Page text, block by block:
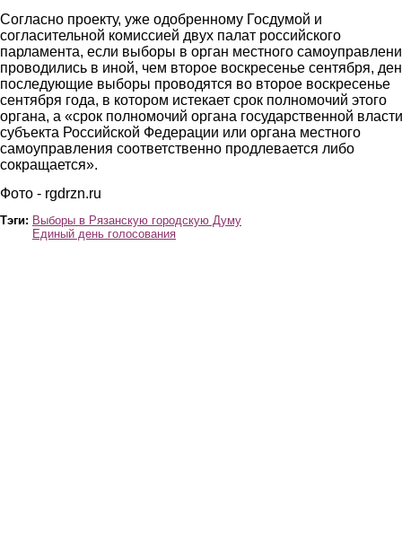
Согласно проекту, уже одобренному Госдумой и
согласительной комиссией двух палат российского
парламента, если выборы в орган местного
проводились в иной, чем второе воскресенье сентября,
последующие выборы проводятся во второе воскресенье
сентября года, в котором истекает срок полномочий этого
органа, а «срок полномочий органа государственной власти
субъекта Российской Федерации или органа местного
самоуправления соответственно продлевается либо
сокращается».
Фото - rgdrzn.ru
Тэги: Выборы в Рязанскую городскую Думу
Единый день голосования